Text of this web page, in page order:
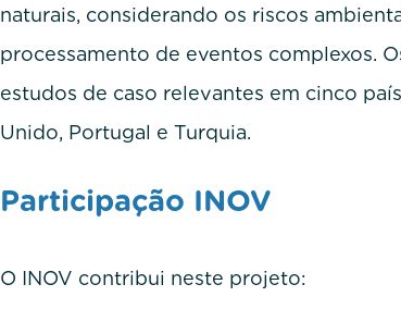
naturais, considerando os riscos
processamento de eventos complexos.
estudos de caso relevantes em cinco
Unido, Portugal e Turquia.
Participação INOV
O INOV contribui neste projeto: